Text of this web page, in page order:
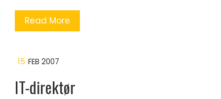
Read More
15 FEB 2007
IT-direktør